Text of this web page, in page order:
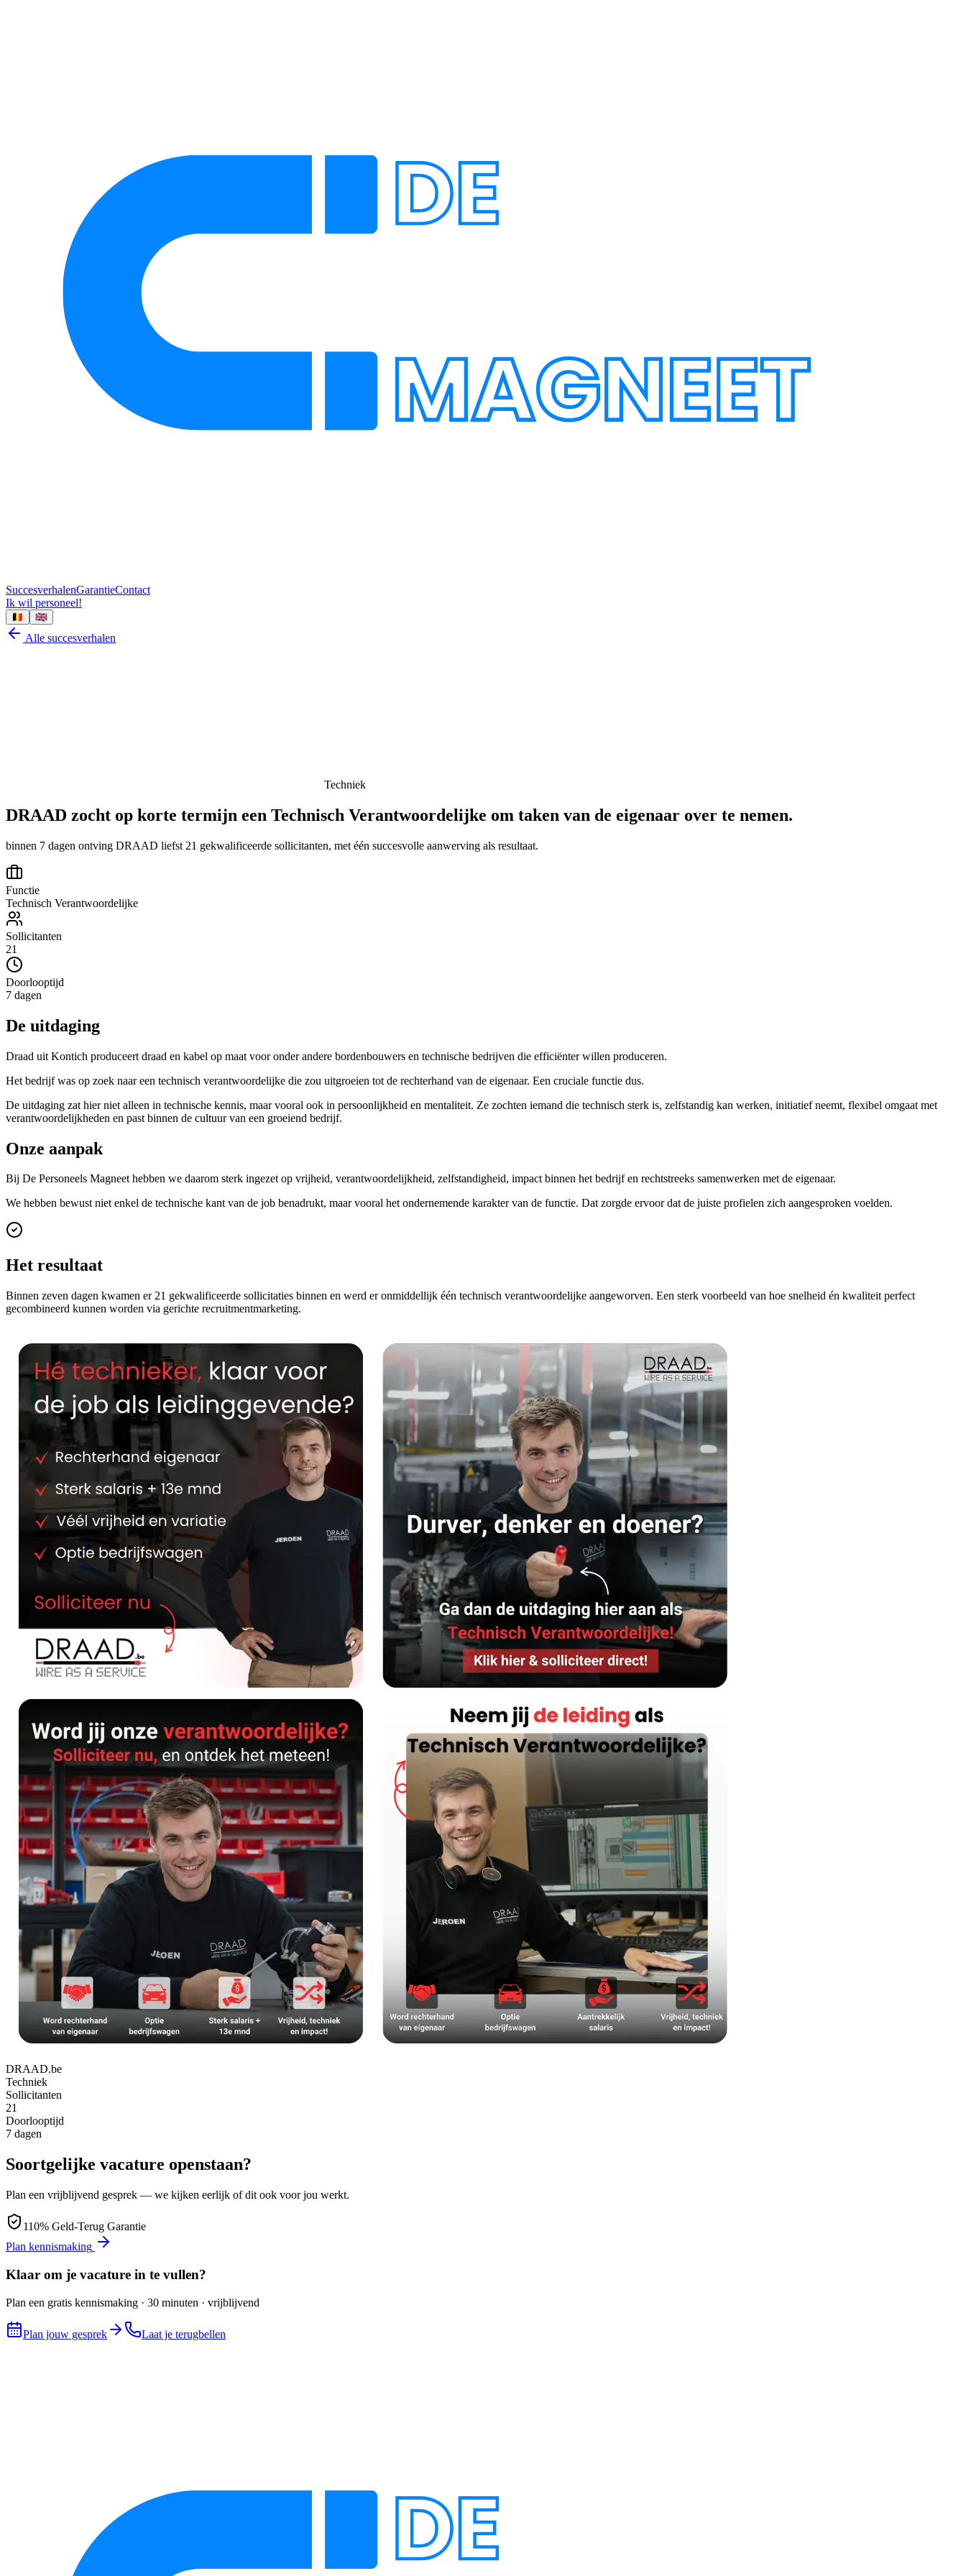
SuccesverhalenGarantieContact
Ik wil personeel!
🇧🇪 🇬🇧
Alle succesverhalen
Techniek
DRAAD zocht op korte termijn een Technisch Verantwoordelijke om taken van de eigenaar over te nemen.
binnen 7 dagen ontving DRAAD liefst 21 gekwalificeerde sollicitanten, met één succesvolle aanwerving als resultaat.
Functie
Technisch Verantwoordelijke
Sollicitanten
21
Doorlooptijd
7 dagen
De uitdaging
Draad uit Kontich produceert draad en kabel op maat voor onder andere bordenbouwers en technische bedrijven die efficiënter willen produceren.
Het bedrijf was op zoek naar een technisch verantwoordelijke die zou uitgroeien tot de rechterhand van de eigenaar. Een cruciale functie dus.
De uitdaging zat hier niet alleen in technische kennis, maar vooral ook in persoonlijkheid en mentaliteit. Ze zochten iemand die technisch sterk is, zelfstandig kan werken, initiatief neemt, flexibel omgaat met
verantwoordelijkheden en past binnen de cultuur van een groeiend bedrijf.
Onze aanpak
Bij De Personeels Magneet hebben we daarom sterk ingezet op vrijheid, verantwoordelijkheid, zelfstandigheid, impact binnen het bedrijf en rechtstreeks samenwerken met de eigenaar.
We hebben bewust niet enkel de technische kant van de job benadrukt, maar vooral het ondernemende karakter van de functie. Dat zorgde ervoor dat de juiste profielen zich aangesproken voelden.
Het resultaat
Binnen zeven dagen kwamen er 21 gekwalificeerde sollicitaties binnen en werd er onmiddellijk één technisch verantwoordelijke aangeworven. Een sterk voorbeeld van hoe snelheid én kwaliteit perfect
gecombineerd kunnen worden via gerichte recruitmentmarketing.
DRAAD.be
Techniek
Sollicitanten
21
Doorlooptijd
7 dagen
Soortgelijke vacature openstaan?
Plan een vrijblijvend gesprek — we kijken eerlijk of dit ook voor jou werkt.
110% Geld-Terug Garantie
Plan kennismaking
Klaar om je vacature in te vullen?
Plan een gratis kennismaking · 30 minuten · vrijblijvend
Plan jouw gesprek Laat je terugbellen